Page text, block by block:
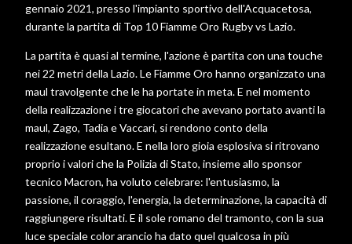
gennaio 2021, presso l'impianto sportivo dell'Acquacetosa,
durante la partita di Top 10 Fiamme Oro Rugby vs Lazio.
La partita è quasi al termine, l'azione è partita con una touche
nei 22 metri della Lazio. Le Fiamme Oro hanno organizzato una
maul travolgente che le ha portate in meta. E nel momento
della realizzazione i tre giocatori che avevano portato avanti la
maul, Zago, Tadia e Vaccari, si rendono conto della
realizzazione esultano. E nella loro gioia esplosiva si ritrovano
proprio i valori che la Polizia di Stato, insieme allo sponsor
tecnico Macron, ha voluto celebrare: l'entusiasmo, la
passione, il coraggio, l'energia, la determinazione, la capacità di
raggiungere risultati. E il sole romano del tramonto, con la sua
luce speciale color arancio ha dato quel qualcosa in più